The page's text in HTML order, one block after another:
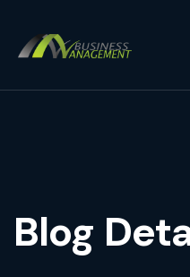
Blog